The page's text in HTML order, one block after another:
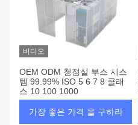
비디오
OEM ODM 청정실 부스 시스
템 99.99% ISO 5 6 7 8 클래
스 10 100 1000
가장 좋은 가격 을 구하라